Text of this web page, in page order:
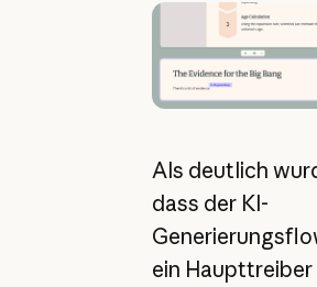
Als deutlich
dass der KI-
ein Haupttreiber